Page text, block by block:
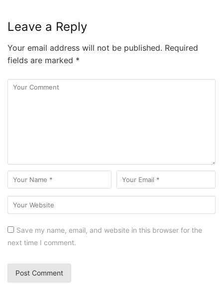
Leave a Reply
Your email address will not be published. Required
fields are marked *
Save my name, email, and website in this browser for the
next time I comment.